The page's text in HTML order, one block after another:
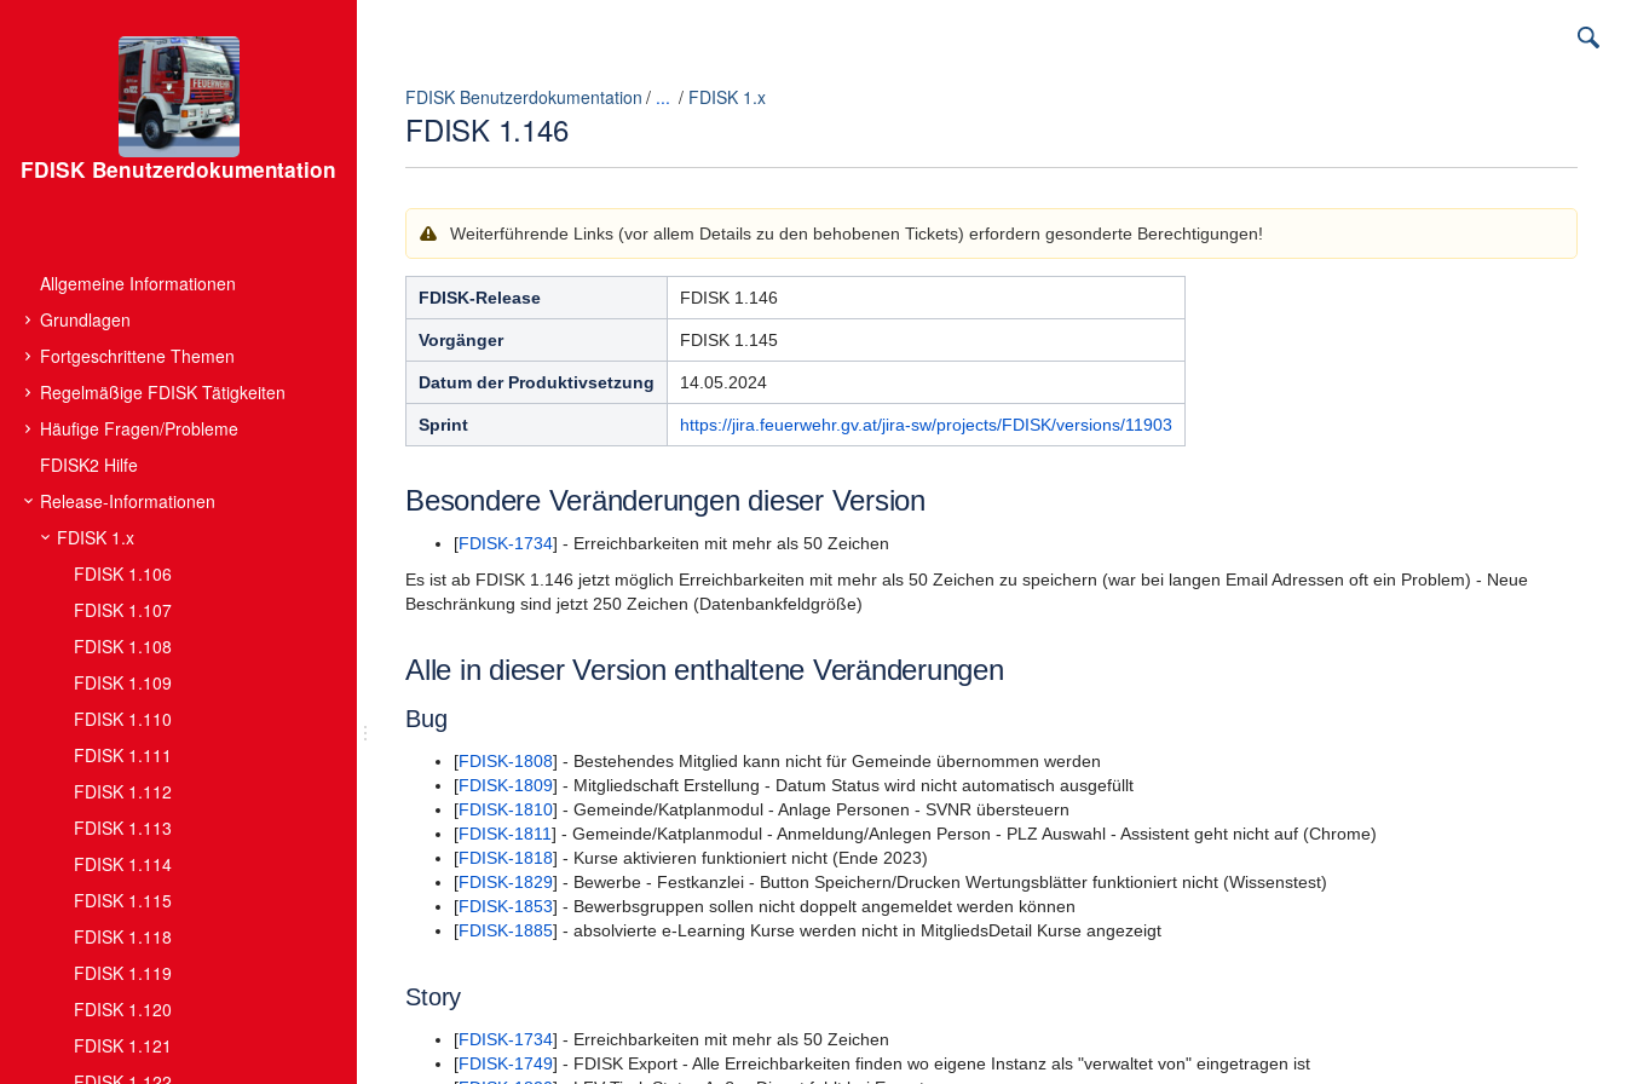
FDISK Benutzerdokumentation
Allgemeine Informationen
Grundlagen
Fortgeschrittene Themen
Regelmäßige FDISK Tätigkeiten
Häufige Fragen/Probleme
FDISK2 Hilfe
Release-Informationen
FDISK 1.x
FDISK 1.106
FDISK 1.107
FDISK 1.108
FDISK 1.109
FDISK 1.110
FDISK 1.111
FDISK 1.112
FDISK 1.113
FDISK 1.114
FDISK 1.115
FDISK 1.118
FDISK 1.119
FDISK 1.120
FDISK 1.121
FDISK Benutzerdokumentation ... FDISK 1.x
FDISK 1.146
Weiterführende Links (vor allem Details zu den behobenen Tickets) erfordern gesonderte Berechtigungen!
FDISK-Release FDISK 1.146
Vorgänger FDISK 1.145
Datum der Produktivsetzung 14.05.2024
Sprint https://jira.feuerwehr.gv.at/jira-sw/projects/FDISK/versions/11903
Besondere Veränderungen dieser Version
[FDISK-1734] - Erreichbarkeiten mit mehr als 50 Zeichen
Es ist ab FDISK 1.146 jetzt möglich Erreichbarkeiten mit mehr als 50 Zeichen zu speichern (war bei langen Email Adressen oft ein Problem) - Neue
Beschränkung sind jetzt 250 Zeichen (Datenbankfeldgröße)
Alle in dieser Version enthaltene Veränderungen
Bug
[FDISK-1808] - Bestehendes Mitglied kann nicht für Gemeinde übernommen werden
[FDISK-1809] - Mitgliedschaft Erstellung - Datum Status wird nicht automatisch ausgefüllt
[FDISK-1810] - Gemeinde/Katplanmodul - Anlage Personen - SVNR übersteuern
[FDISK-1811] - Gemeinde/Katplanmodul - Anmeldung/Anlegen Person - PLZ Auswahl - Assistent geht nicht auf (Chrome)
[FDISK-1818] - Kurse aktivieren funktioniert nicht (Ende 2023)
[FDISK-1829] - Bewerbe - Festkanzlei - Button Speichern/Drucken Wertungsblätter funktioniert nicht (Wissenstest)
[FDISK-1853] - Bewerbsgruppen sollen nicht doppelt angemeldet werden können
[FDISK-1885] - absolvierte e-Learning Kurse werden nicht in MitgliedsDetail Kurse angezeigt
Story
[FDISK-1734] - Erreichbarkeiten mit mehr als 50 Zeichen
[FDISK-1749] - FDISK Export - Alle Erreichbarkeiten finden wo eigene Instanz als "verwaltet von" eingetragen ist